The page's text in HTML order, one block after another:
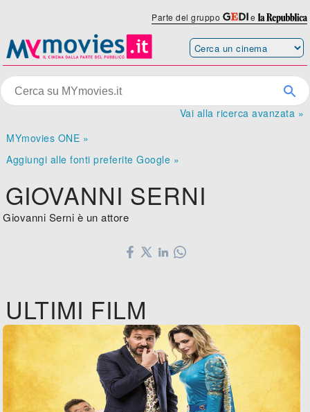
Parte del gruppo e
Vai alla ricerca avanzata »
MYmovies ONE »
Aggiungi alle fonti preferite Google »
GIOVANNI SERNI
Giovanni Serni è un attore
ULTIMI FILM